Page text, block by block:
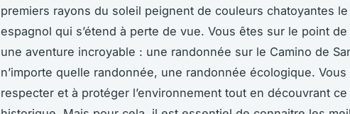
premiers rayons du soleil peignent de couleurs chatoyantes le
espagnol qui s’étend à perte de vue. Vous êtes sur le point
une aventure incroyable : une randonnée sur le Camino de
n’importe quelle randonnée, une randonnée écologique.
respecter et à protéger l’environnement tout en découvrant